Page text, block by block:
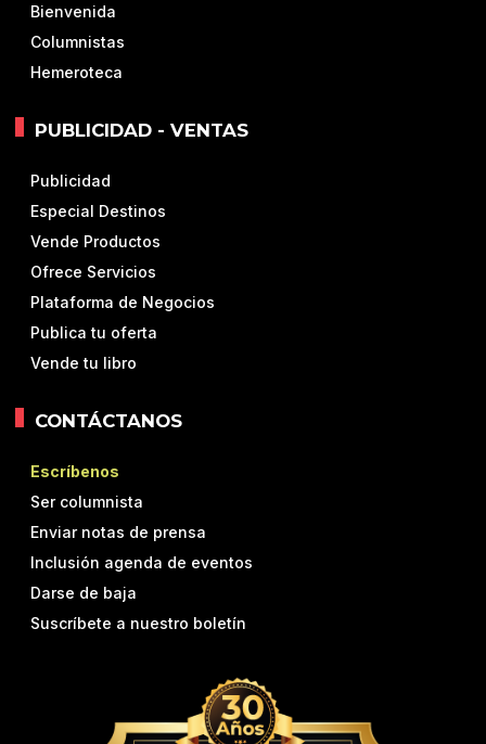
Bienvenida
Columnistas
Hemeroteca
PUBLICIDAD - VENTAS
Publicidad
Especial Destinos
Vende Productos
Ofrece Servicios
Plataforma de Negocios
Publica tu oferta
Vende tu libro
CONTÁCTANOS
Escríbenos
Ser columnista
Enviar notas de prensa
Inclusión agenda de eventos
Darse de baja
Suscríbete a nuestro boletín